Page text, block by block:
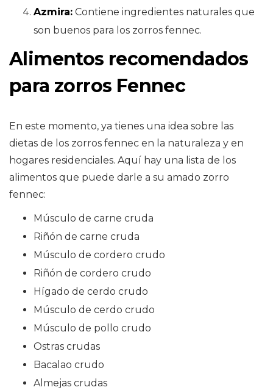
Azmira: Contiene ingredientes naturales que
son buenos para los zorros fennec.
Alimentos recomendados
para zorros Fennec
En este momento, ya tienes una idea sobre las
dietas de los zorros fennec en la naturaleza y en
hogares residenciales. Aquí hay una lista de los
alimentos que puede darle a su amado zorro
fennec:
Músculo de carne cruda
Riñón de carne cruda
Músculo de cordero crudo
Riñón de cordero crudo
Hígado de cerdo crudo
Músculo de cerdo crudo
Músculo de pollo crudo
Ostras crudas
Bacalao crudo
Almejas crudas